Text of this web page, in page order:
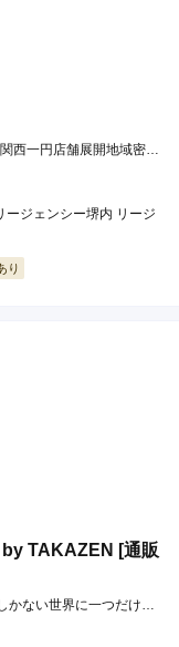
・・
りはどの振袖でも全
由に選んでいただけま
の
西一円店舗展開地域密着
ジェンシー堺内 リージ
り
TAKAZEN [通販
かない世界に一つだけの